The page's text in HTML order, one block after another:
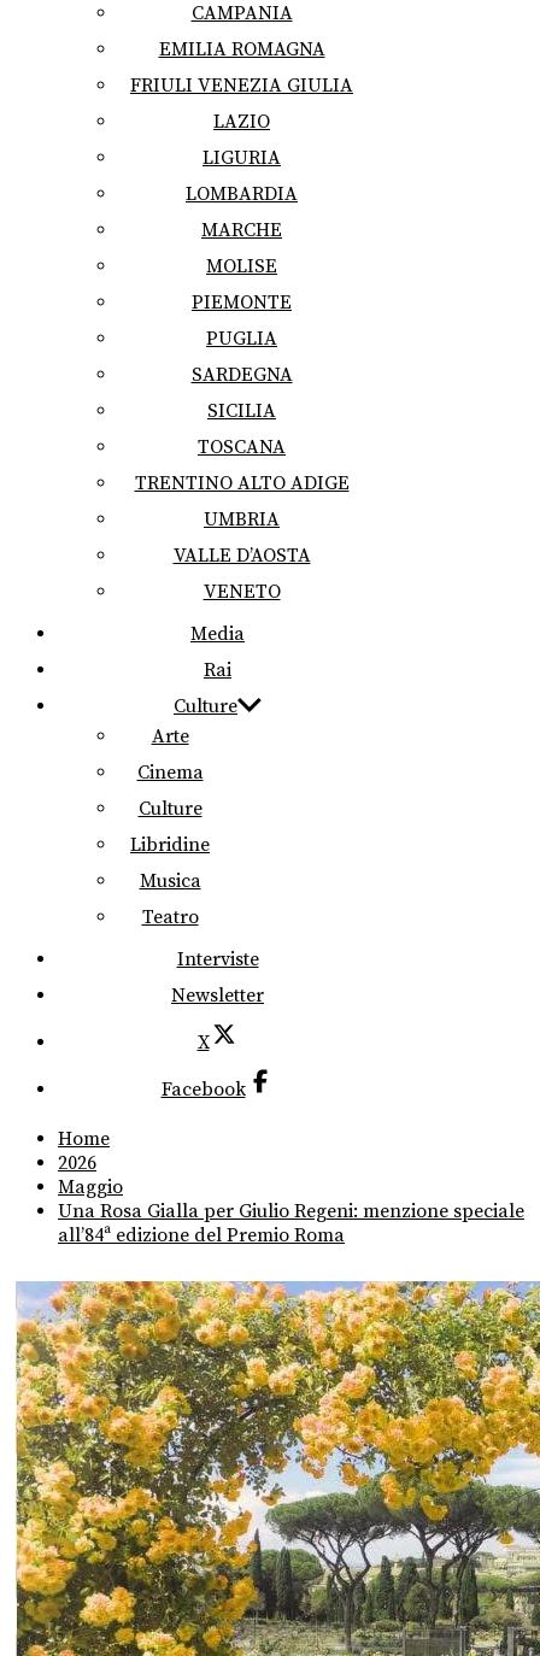
CAMPANIA
EMILIA ROMAGNA
FRIULI VENEZIA GIULIA
LAZIO
LIGURIA
LOMBARDIA
MARCHE
MOLISE
PIEMONTE
PUGLIA
SARDEGNA
SICILIA
TOSCANA
TRENTINO ALTO ADIGE
UMBRIA
VALLE D’AOSTA
VENETO
Media
Rai
Culture
Arte
Cinema
Culture
Libridine
Musica
Teatro
Interviste
Newsletter
X
Facebook
Home
2026
Maggio
Una Rosa Gialla per Giulio Regeni: menzione speciale
all’84ª edizione del Premio Roma